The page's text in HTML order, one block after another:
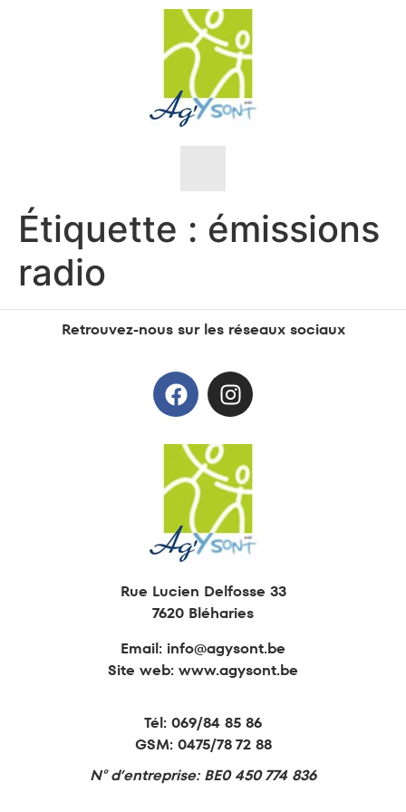
Nos objectifs
Nos valeurs
L’équipe
Sensibilisations
Education permanente
Étiquette : émissions
radio
Retrouvez-nous sur les réseaux sociaux
Rue Lucien Delfosse 33
7620 Bléharies
Email: info@agysont.be
Site web: www.agysont.be
Tél: 069/84 85 86
GSM: 0475/78 72 88
N° d’entreprise: BE0 450 774 836